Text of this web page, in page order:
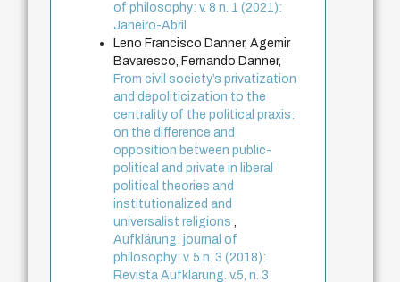
of philosophy: v. 8 n. 1 (2021):
Janeiro-Abril
Leno Francisco Danner, Agemir
Bavaresco, Fernando Danner,
From civil society’s privatization
and depoliticization to the
centrality of the political praxis:
on the difference and
opposition between public-
political and private in liberal
political theories and
institutionalized and
universalist religions,
Aufklärung: journal of
philosophy: v. 5 n. 3 (2018):
Revista Aufklärung. v.5, n. 3